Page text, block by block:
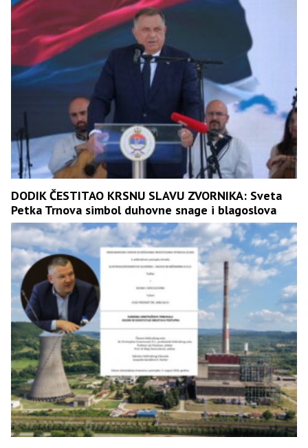
DODIK ČESTITAO KRSNU SLAVU ZVORNIKA: Sveta
Petka Trnova simbol duhovne snage i blagoslova